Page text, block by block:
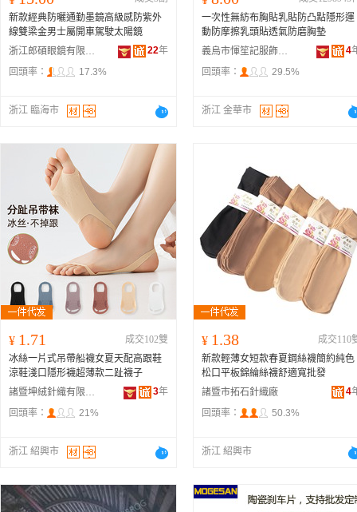
新款經典防曬通勤墨鏡高級感防紫外
線雙梁金男士屬開車駕駛太陽鏡
浙江郎碩眼鏡有限公司
22年
回頭率：
17.3%
浙江 臨海市
一次性無紡布胸貼乳貼防凸點隱形運
動防摩擦乳頭貼透氣防磨胸墊
義烏市惲笙記服飾有限責任公司
4
回頭率：
29.5%
浙江 金華市
¥ 1.71
成交102雙
冰絲一片式吊帶船襪女夏天配高跟鞋
涼鞋淺口隱形襪超薄款二趾襪子
諸暨坤絨針織有限公司
3年
回頭率：
21%
浙江 紹興市
¥ 1.38
成交110
新款輕薄女短款春夏鋼絲襪簡約純色
松口平板錦綸絲襪舒適寬批發
諸暨市拓石針織廠
4
回頭率：
50.3%
浙江 紹興市